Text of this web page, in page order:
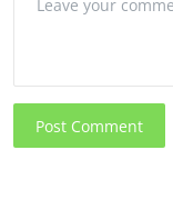
Post Comment